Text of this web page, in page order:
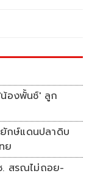
น้องพั้นช์' ลูก
กษ์แดนปลาดิบ
ย